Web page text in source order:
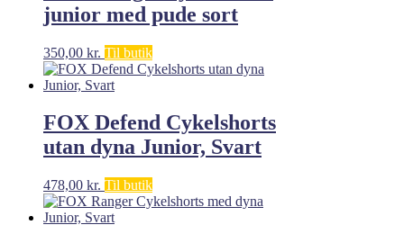
junior med pude sort
350,00 kr. Til butik
FOX Defend Cykelshorts
utan dyna Junior, Svart
478,00 kr. Til butik